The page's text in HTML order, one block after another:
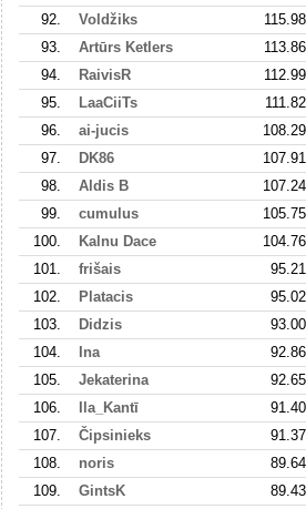
92. Voldžiks
115.98
93.
Artūrs Ketlers
113.86
94.
RaivisR
112.99
95.
LaaCiiTs
111.82
96.
ai-jucis
108.29
97.
DK86
107.91
98.
Aldis B
107.24
99.
cumulus
105.75
100.
Kalnu Dace
104.76
101.
frišais
95.21
102.
Platacis
95.02
103.
Didzis
93.00
104.
Ina
92.86
105.
Jekaterina
92.65
106.
Ila_Kantī
91.40
107.
Čipsinieks
91.37
108.
noris
89.64
109.
GintsK
89.43